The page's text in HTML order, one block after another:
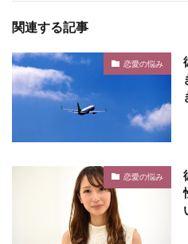
関連する記事
恋愛の悩み
恋愛の悩み